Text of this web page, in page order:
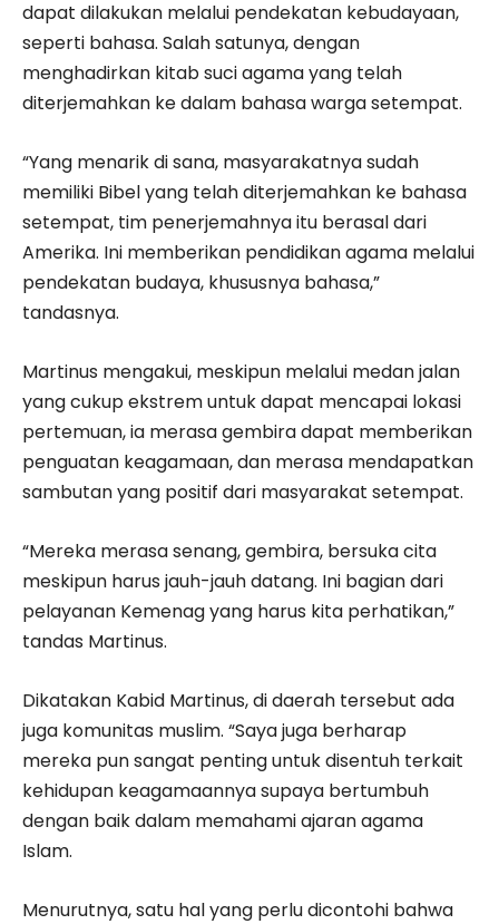
dapat dilakukan melalui pendekatan kebudayaan,
seperti bahasa. Salah satunya, dengan
menghadirkan kitab suci agama yang telah
diterjemahkan ke dalam bahasa warga setempat.
“Yang menarik di sana, masyarakatnya sudah
memiliki Bibel yang telah diterjemahkan ke bahasa
setempat, tim penerjemahnya itu berasal dari
Amerika. Ini memberikan pendidikan agama melalui
pendekatan budaya, khususnya bahasa,”
tandasnya.
Martinus mengakui, meskipun melalui medan jalan
yang cukup ekstrem untuk dapat mencapai lokasi
pertemuan, ia merasa gembira dapat memberikan
penguatan keagamaan, dan merasa mendapatkan
sambutan yang positif dari masyarakat setempat.
“Mereka merasa senang, gembira, bersuka cita
meskipun harus jauh-jauh datang. Ini bagian dari
pelayanan Kemenag yang harus kita perhatikan,”
tandas Martinus.
Dikatakan Kabid Martinus, di daerah tersebut ada
juga komunitas muslim. “Saya juga berharap
mereka pun sangat penting untuk disentuh terkait
kehidupan keagamaannya supaya bertumbuh
dengan baik dalam memahami ajaran agama
Islam.
Menurutnya, satu hal yang perlu dicontohi bahwa